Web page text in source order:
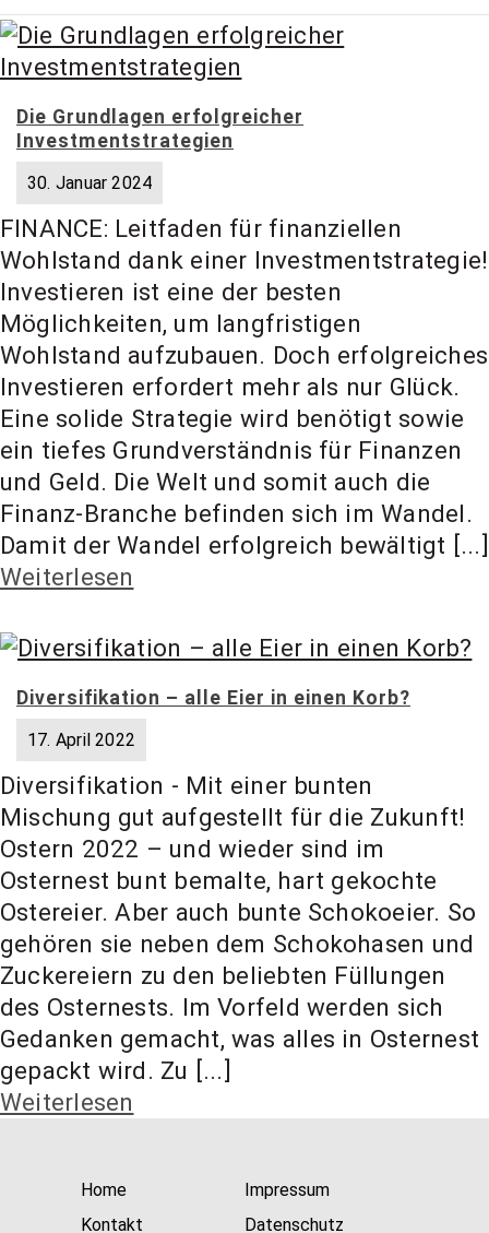
Die Grundlagen erfolgreicher
Investmentstrategien
30. Januar 2024
FINANCE: Leitfaden für finanziellen
Wohlstand dank einer Investmentstrategie!
Investieren ist eine der besten
Möglichkeiten, um langfristigen
Wohlstand aufzubauen. Doch erfolgreiches
Investieren erfordert mehr als nur Glück.
Eine solide Strategie wird benötigt sowie
ein tiefes Grundverständnis für Finanzen
und Geld. Die Welt und somit auch die
Finanz-Branche befinden sich im Wandel.
Damit der Wandel erfolgreich bewältigt [...]
Weiterlesen
Diversifikation – alle Eier in einen Korb?
17. April 2022
Diversifikation - Mit einer bunten
Mischung gut aufgestellt für die Zukunft!
Ostern 2022 – und wieder sind im
Osternest bunt bemalte, hart gekochte
Ostereier. Aber auch bunte Schokoeier. So
gehören sie neben dem Schokohasen und
Zuckereiern zu den beliebten Füllungen
des Osternests. Im Vorfeld werden sich
Gedanken gemacht, was alles in Osternest
gepackt wird. Zu [...]
Weiterlesen
Home
Kontakt
Impressum
Datenschutz